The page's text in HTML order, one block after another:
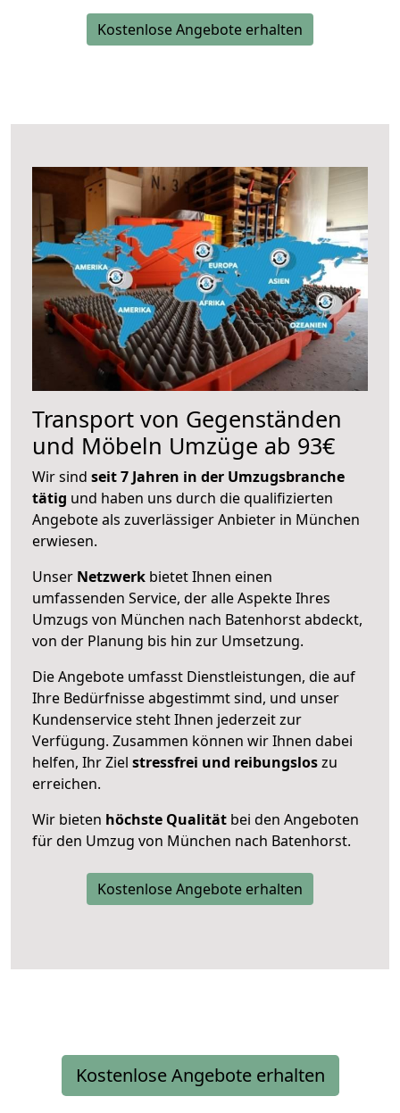
Kostenlose Angebote erhalten
Transport von Gegenständen
und Möbeln Umzüge ab 93€
Wir sind seit 7 Jahren in der Umzugsbranche
tätig und haben uns durch die qualifizierten
Angebote als zuverlässiger Anbieter in München
erwiesen.
Unser Netzwerk bietet Ihnen einen
umfassenden Service, der alle Aspekte Ihres
Umzugs von München nach Batenhorst abdeckt,
von der Planung bis hin zur Umsetzung.
Die Angebote umfasst Dienstleistungen, die auf
Ihre Bedürfnisse abgestimmt sind, und unser
Kundenservice steht Ihnen jederzeit zur
Verfügung. Zusammen können wir Ihnen dabei
helfen, Ihr Ziel stressfrei und reibungsloszu
erreichen.
Wir bieten höchste Qualität bei den Angeboten
für den Umzug von München nach Batenhorst.
Kostenlose Angebote erhalten
Kostenlose Angebote erhalten